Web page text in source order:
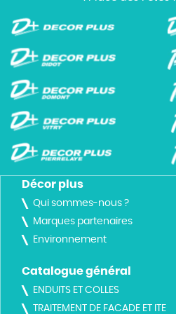
Décor plus
Qui sommes-nous ?
Marques partenaires
Environnement
Catalogue général
ENDUITS ET COLLES
TRAITEMENT DE FACADE ET ITE